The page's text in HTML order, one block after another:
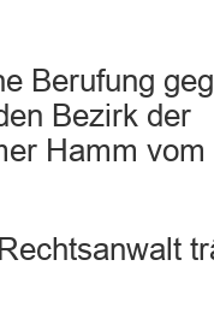
Berufung
Bezirk der
Hamm